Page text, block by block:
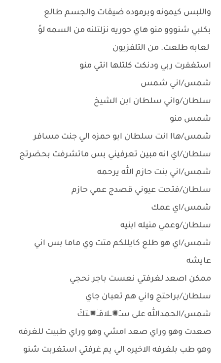
واللبس كيمونه وبرموده ضيقات والجسم طالع
بكلبي شنووو منو هاي حوريه نزلتلنه من السمه لوً
لعابه طلعت. من التلفزيون
استغفرت ربي ودنكت كلتلها انتي منو
شمس/اني شمس
سلطان/واني سلطان ابن الشيخ
شمس منو
شمس/هاا انت سلطان ابو حمزه الي جنت مسافر
سلطان/اي انه مبين تعرفيني بس ماتشرفت بحضرتج
شمس/اني بنت حازم الله يرحمه
سلطان/فتحت عيوني قصدج عمي حازم
شمس/اي عمك
سلطان/وعمي منيله ابنيه
شمس/اي هو طلع كايللكم متت وي ماما بس اني
عايشه
ممكن اصعد لغرفتي نعست باجر نحجي
سلطان/براحتج واني هم تعبان جاي
شمس/الحمدالله على ســَ✺ــلامَـٰـ✺ـتكْ
صعدت وهو وراي صعد امشي وهو وراي طبيت للغرفه
وهو طب بلغرفه الاخيره الي يم غرفتي استغربت شنو